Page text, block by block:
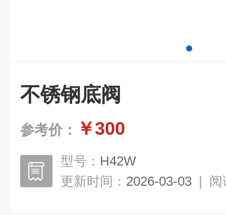
不锈钢底阀
参考价： ￥300
型号： H42W
更新时间： 2026-03-03 | 阅